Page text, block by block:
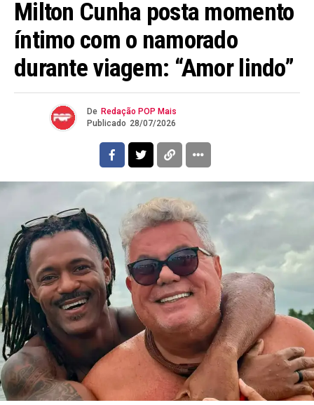
Milton Cunha posta momento
íntimo com o namorado
durante viagem: “Amor lindo”
De Redação POP Mais
Publicado 28/07/2026